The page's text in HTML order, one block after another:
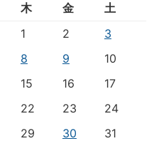
木 金
土
1
2
3
8 9
10
15 16
17
22 23
24
29 30 31